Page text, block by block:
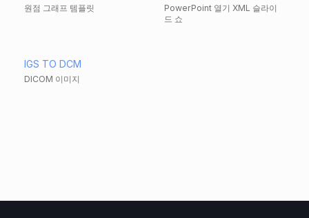
원점 그래프 템플릿
PowerPoint 열기 XML 슬라이
드 쇼
IGS TO DCM
DICOM 이미지